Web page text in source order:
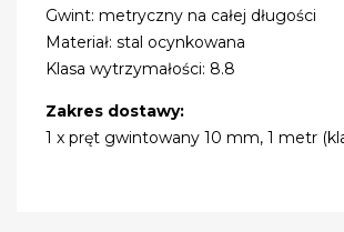
Gwint: metryczny na całej długości
Materiał: stal ocynkowana
Klasa wytrzymałości: 8.8
Zakres dostawy:
1 x pręt gwintowany 10 mm, 1 metr